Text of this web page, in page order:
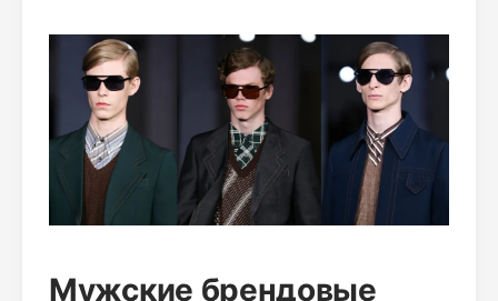
Мужские брендовые